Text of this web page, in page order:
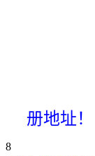
册地址！
8